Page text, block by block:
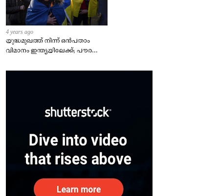
4 years ago
യുദ്ധമുഖത്ത് നിന്ന് ഒൻപതാം
വിമാനം ഇന്ത്യയിലേക്ക്; പൗരന്മാർ
– കേന്ദ്രം